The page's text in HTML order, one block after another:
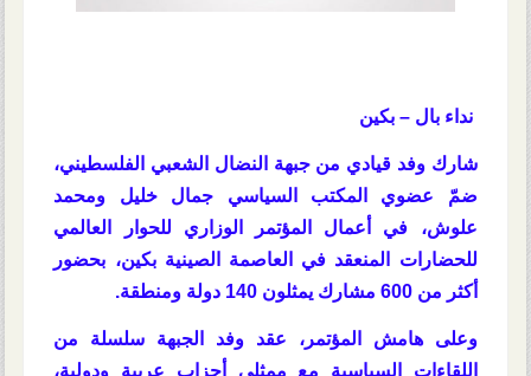
نداء بال – بكين
شارك وفد قيادي منجبهة النضال الشعبي الفلسطيني،
ضمّ عضوي المكتب السياسي جمال خليل ومحمد
علوش، في أعمال
المؤتمر الوزاري للحوار العالمي
للحضارات المنعقد في العاصمة الصينيةبكين، بحضور
أكثر من 600 مشارك يمثلون 140 دولة ومنطقة.
وعلى هامش المؤتمر، عقد وفد الجبهة سلسلة من
اللقاءات السياسية مع ممثلي أحزاب عربية ودولية،